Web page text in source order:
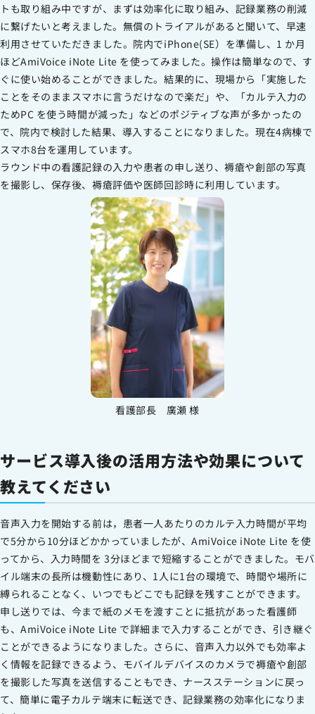
トも取り組み中ですが、まずは効率化に取り組み、記録業務の削減
に繋げたいと考えました。無償のトライアルがあると聞いて、早速
利用させていただきました。院内でiPhone(SE）を準備し、1 か月
ほどAmiVoice iNote Lite を使ってみました。操作は簡単なので、す
ぐに使い始めることができました。結果的に、現場から「実施した
ことをそのままスマホに言うだけなので楽だ」や、「カルテ入力の
ためPC を使う時間が減った」などのポジティブな声が多かったの
で、院内で検討した結果、導入することになりました。現在4病棟で
スマホ8台を運用しています。
ラウンド中の看護記録の入力や患者の申し送り、褥瘡や創部の写真
を撮影し、保存後、褥瘡評価や医師回診時に利用しています。
看護部長 廣瀬 様
サービス導入後の活用方法や効果について
教えてください
音声入力を開始する前は，患者一人あたりのカルテ入力時間が平均
で5分から10分ほどかかっていましたが、AmiVoice iNote Lite を使
ってから、入力時間を 3分ほどまで短縮することができました。モバ
イル端末の長所は機動性にあり、1人に1台の環境で、時間や場所に
縛られることなく、いつでもどこでも記録を残すことができます。
申し送りでは、今まで紙のメモを渡すことに抵抗があった看護師
も、AmiVoice iNote Lite で詳細まで入力することができ、引き継ぐ
ことができるようになりました。さらに、音声入力以外でも効率よ
く情報を記録できるよう、モバイルデバイスのカメラで褥瘡や創部
を撮影した写真を送信することもでき、ナースステーションに戻っ
て、簡単に電子カルテ端末に転送でき、記録業務の効率化になりま